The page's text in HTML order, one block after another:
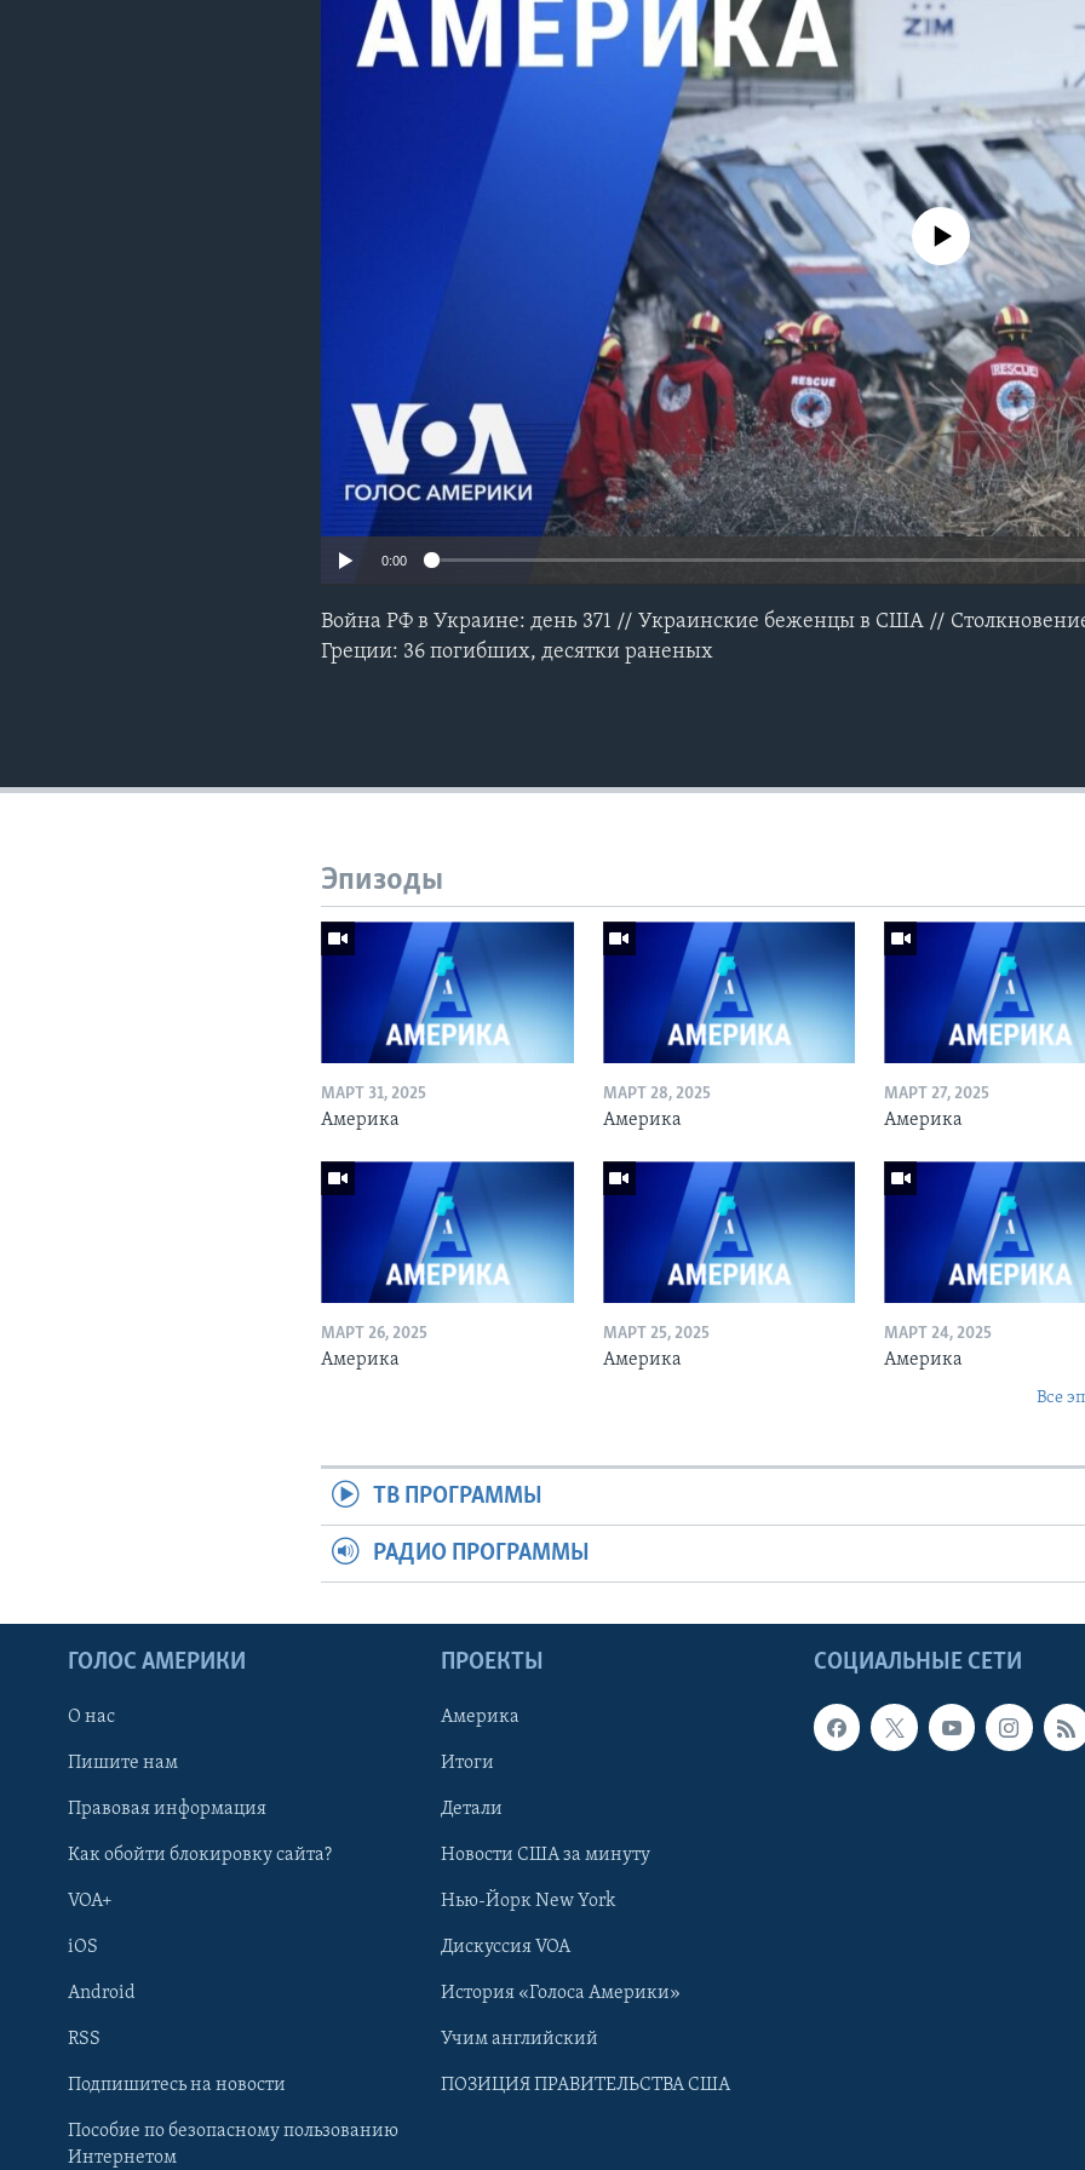
Learning English
No media source currently
0:00
Война РФ в Украине: день 371 // Украинские беженцы в США //
Греции: 36 погибших, десятки раненых
Эпизоды
МАРТ 31, 2025
Америка
МАРТ 28, 2025
Америка
МАРТ 27, 2025
Америка
МАРТ 26, 2025
Америка
МАРТ 25, 2025
Америка
МАРТ 24, 2025
Америка
Все
ТВ ПРОГРАММЫ
РАДИО ПРОГРАММЫ
СОЦИАЛЬНЫЕ СЕТИ
ГОЛОС АМЕРИКИ
О нас
Пишите нам
Правовая информация
Как обойти блокировку сайта?
VOA+
iOS
Android
RSS
Подпишитесь на новости
Пособие по безопасному пользованию
Интернетом
ПРОЕКТЫ
Америка
Итоги
Детали
Новости США за минуту
Нью-Йорк New York
Дискуссия VOA
История «Голоса Америки»
Учим английский
ПОЗИЦИЯ ПРАВИТЕЛЬСТВА США